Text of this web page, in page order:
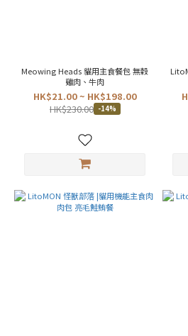
Meowing Heads 貓用主食餐包 無穀
雞肉、牛肉
HK$21.00 ~ HK$198.00
HK$230.00 -14%